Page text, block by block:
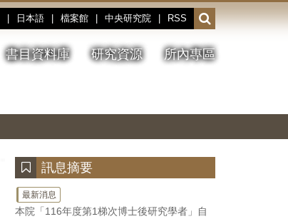
日本語 檔案館 中央研究院 RSS
開
啟
或
收
書目資料庫 研究資源 所內專區
停、
圖
圖
結
訊息摘要
最新消息
本院「116年度第1梯次博士後研究學者」自